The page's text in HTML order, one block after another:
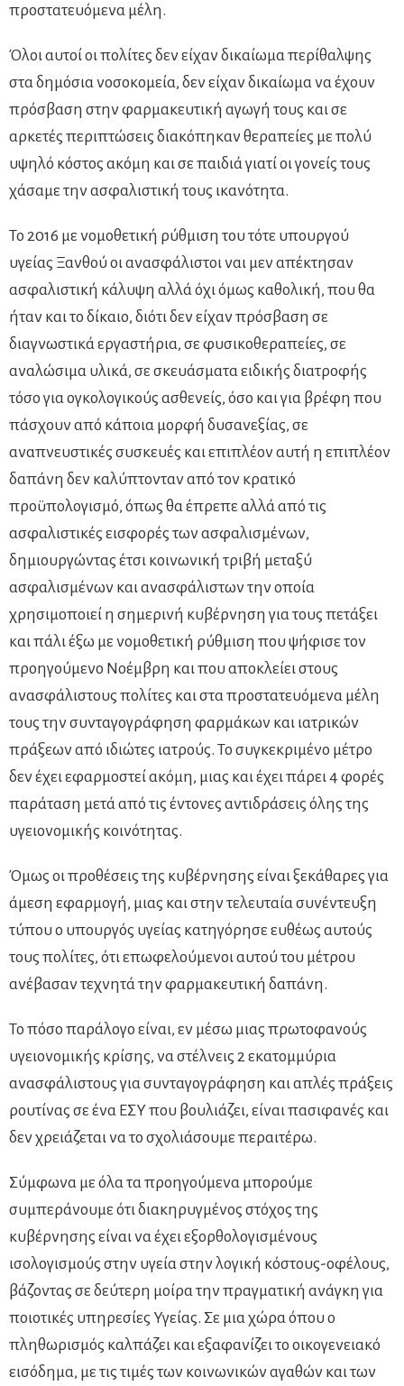
προστατευόμενα μέλη.
Όλοι αυτοί οι πολίτες δεν είχαν δικαίωμα περίθαλψης
στα δημόσια νοσοκομεία, δεν είχαν δικαίωμα να έχουν
πρόσβαση στην φαρμακευτική αγωγή τους και σε
αρκετές περιπτώσεις διακόπηκαν θεραπείες με πολύ
υψηλό κόστος ακόμη και σε παιδιά γιατί οι γονείς τους
χάσαμε την ασφαλιστική τους ικανότητα.
Το 2016 με νομοθετική ρύθμιση του τότε υπουργού
υγείας Ξανθού οι ανασφάλιστοι ναι μεν απέκτησαν
ασφαλιστική κάλυψη αλλά όχι όμως καθολική, που θα
ήταν και το δίκαιο, διότι δεν είχαν πρόσβαση σε
διαγνωστικά εργαστήρια, σε φυσικοθεραπείες, σε
αναλώσιμα υλικά, σε σκευάσματα ειδικής διατροφής
τόσο για ογκολογικούς ασθενείς, όσο και για βρέφη που
πάσχουν από κάποια μορφή δυσανεξίας, σε
αναπνευστικές συσκευές και επιπλέον αυτή η επιπλέον
δαπάνη δεν καλύπτονταν από τον κρατικό
προϋπολογισμό, όπως θα έπρεπε αλλά από τις
ασφαλιστικές εισφορές των ασφαλισμένων,
δημιουργώντας έτσι κοινωνική τριβή μεταξύ
ασφαλισμένων και ανασφάλιστων την οποία
χρησιμοποιεί η σημερινή κυβέρνηση για τους πετάξει
και πάλι έξω με νομοθετική ρύθμιση που ψήφισε τον
προηγούμενο Νοέμβρη και που αποκλείει στους
ανασφάλιστους πολίτες και στα προστατευόμενα μέλη
τους την συνταγογράφηση φαρμάκων και ιατρικών
πράξεων από ιδιώτες ιατρούς. Το συγκεκριμένο μέτρο
δεν έχει εφαρμοστεί ακόμη, μιας και έχει πάρει 4 φορές
παράταση μετά από τις έντονες αντιδράσεις όλης της
υγειονομικής κοινότητας.
Όμως οι προθέσεις της κυβέρνησης είναι ξεκάθαρες για
άμεση εφαρμογή, μιας και στην τελευταία συνέντευξη
τύπου ο υπουργός υγείας κατηγόρησε ευθέως αυτούς
τους πολίτες, ότι επωφελούμενοι αυτού του μέτρου
ανέβασαν τεχνητά την φαρμακευτική δαπάνη.
Το πόσο παράλογο είναι, εν μέσω μιας πρωτοφανούς
υγειονομικής κρίσης, να στέλνεις 2 εκατομμύρια
ανασφάλιστους για συνταγογράφηση και απλές πράξεις
ρουτίνας σε ένα ΕΣΥ που βουλιάζει, είναι πασιφανές και
δεν χρειάζεται να το σχολιάσουμε περαιτέρω.
Σύμφωνα με όλα τα προηγούμενα μπορούμε
συμπεράνουμε ότι διακηρυγμένος στόχος της
κυβέρνησης είναι να έχει εξορθολογισμένους
ισολογισμούς στην υγεία στην λογική κόστους-οφέλους,
βάζοντας σε δεύτερη μοίρα την πραγματική ανάγκη για
ποιοτικές υπηρεσίες Υγείας. Σε μια χώρα όπου ο
πληθωρισμός καλπάζει και εξαφανίζει το οικογενειακό
εισόδημα, με τις τιμές των κοινωνικών αγαθών και των